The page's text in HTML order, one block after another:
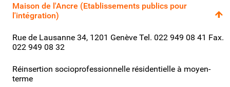
Maison de l'Ancre (Etablissements publics pour
l'intégration)
Rue de Lausanne 34, 1201 Genève Tel. 022 949 08 41 Fax.
022 949 08 32
Réinsertion socioprofessionnelle résidentielle à moyen-
terme